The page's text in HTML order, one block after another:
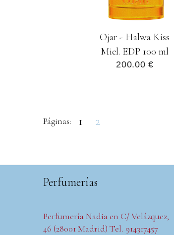
Ojar - Halwa Kiss
Miel. EDP 100 ml
200.00 €
Páginas: 1 2
Perfumerías
Perfumería Nadia en C/ Velázquez,
46 (28001 Madrid) Tel. 914317457